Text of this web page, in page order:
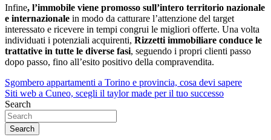
Infine, l’immobile viene promosso sull’intero territorio nazionale
e internazionale in modo da catturare l’attenzione del target
interessato e ricevere in tempi congrui le migliori offerte. Una volta
individuati i potenziali acquirenti, Rizzetti immobiliare conduce le
trattative in tutte le diverse fasi, seguendo i propri clienti passo
dopo passo, fino all’esito positivo della compravendita.
Navigazione
articoli
Sgombero appartamenti a Torino e provincia, cosa devi sapere
Siti web a Cuneo, scegli il taylor made per il tuo successo
Search
Search